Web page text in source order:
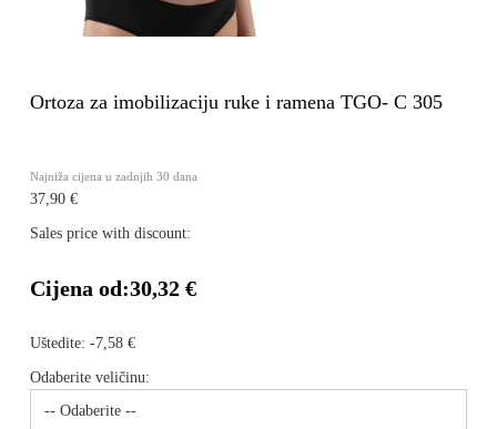
Ortoza za imobilizaciju ruke i ramena TGO- C 305
Najniža cijena u zadnjih 30 dana
37,90 €
Sales price with discount:
Cijena od:30,32 €
Uštedite: -7,58 €
Odaberite veličinu: